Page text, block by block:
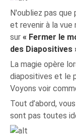
N'oubliez pas
et revenir à la vue
sur« Fermer le
des Diapositives
La magie opère
diapositives et le
Voyons voir
Tout d’abord,
sont pas toutes